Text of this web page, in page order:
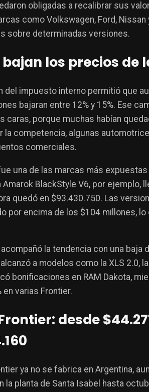
obligadas a recalibrar sus
como Volkswagen, Ford, Nissan
sobre determinadas versiones.
bajan los precios de
del impuesto interno permitió que
bajaran entre 12% y 15%. Ese
caras, porque muchas habían
la competencia, algunas
comerciales.
una de las marcas más
Amarok BlackStyle V6, por ejemplo,
quedó en $93.430.750. Las
por encima de los $104 millones,
la tendencia con una baja
a modelos como la XLS 2.0,
bonificaciones en RAM Dakota,
en varias Frontier.
desde
ya no se fabrica en Argentina,
la planta de Santa Isabel hasta